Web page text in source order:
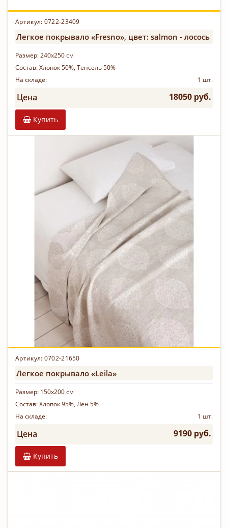
Артикул: 0722-23409
Легкое покрывало «Fresno», цвет: salmon - лосось
Размер:240х250 см
Состав:Хлопок 50%, Тенсель 50%
На складе:
1 шт.
Цена 18050 руб.
Купить
Артикул: 0702-21650
Легкое покрывало «Leila»
Размер: 150х200 см
Состав:Хлопок 95%, Лен 5%
На складе:
1 шт.
Цена 9190 руб.
Купить